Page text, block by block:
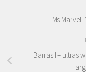
Ms Marvel.
Barras I – ultras